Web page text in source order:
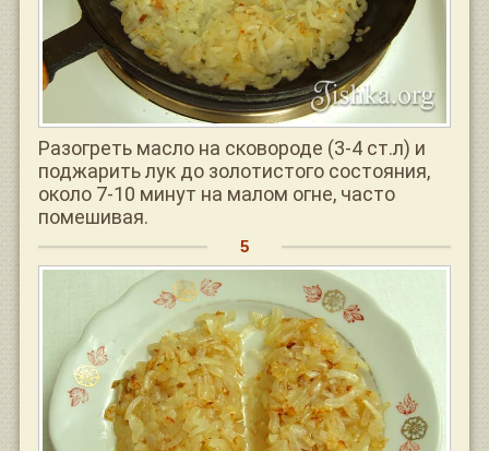
Разогреть масло на сковороде (3-4 ст.л) и
поджарить лук до золотистого состояния,
около 7-10 минут на малом огне, часто
помешивая.